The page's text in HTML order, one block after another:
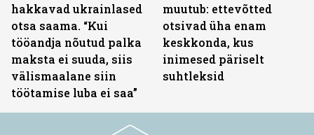
hakkavad ukrainlased
otsa saama. “Kui
tööandja nõutud palka
maksta ei suuda, siis
välismaalane siin
töötamise luba ei saa”
muutub: ettevõtted
otsivad üha enam
keskkonda, kus
inimesed päriselt
suhtleksid